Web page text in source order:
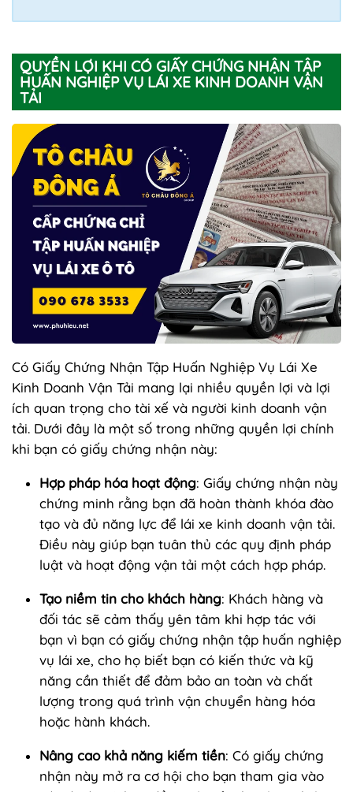
QUYỀN LỢI KHI CÓ GIẤY CHỨNG NHẬN TẬP
HUẤN NGHIỆP VỤ LÁI XE KINH DOANH VẬN
TẢI
Có Giấy Chứng Nhận Tập Huấn Nghiệp Vụ Lái Xe
Kinh Doanh Vận Tải mang lại nhiều quyền lợi và lợi
ích quan trọng cho tài xế và người kinh doanh vận
tải. Dưới đây là một số trong những quyền lợi chính
khi bạn có giấy chứng nhận này:
Hợp pháp hóa hoạt động: Giấy chứng nhận này
chứng minh rằng bạn đã hoàn thành khóa đào
tạo và đủ năng lực để lái xe kinh doanh vận tải.
Điều này giúp bạn tuân thủ các quy định pháp
luật và hoạt động vận tải một cách hợp pháp.
Tạo niềm tin cho khách hàng: Khách hàng và
đối tác sẽ cảm thấy yên tâm khi hợp tác với
bạn vì bạn có giấy chứng nhận tập huấn nghiệp
vụ lái xe, cho họ biết bạn có kiến thức và kỹ
năng cần thiết để đảm bảo an toàn và chất
lượng trong quá trình vận chuyển hàng hóa
hoặc hành khách.
Nâng cao khả năng kiếm tiền: Có giấy chứng
nhận này mở ra cơ hội cho bạn tham gia vào